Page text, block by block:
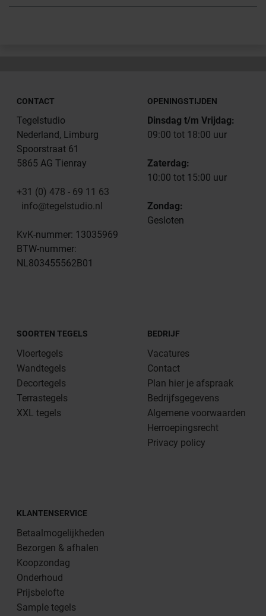
CONTACT
Tegelstudio
Nederland, Limburg
Spoorstraat 61
5865 AG Tienray
+31 (0) 478 - 69 11 63
info@tegelstudio.nl
KvK-nummer: 13035969
BTW-nummer:
NL803455562B01
OPENINGSTIJDEN
Dinsdag t/m Vrijdag:
09:00 tot 18:00 uur
Zaterdag:
10:00 tot 15:00 uur
Zondag:
Gesloten
SOORTEN TEGELS
Vloertegels
Wandtegels
Decortegels
Terrastegels
XXL tegels
BEDRIJF
Vacatures
Contact
Plan hier je afspraak
Bedrijfsgegevens
Algemene voorwaarden
Herroepingsrecht
Privacy policy
KLANTENSERVICE
Betaalmogelijkheden
Bezorgen & afhalen
Koopzondag
Onderhoud
Prijsbelofte
Sample tegels